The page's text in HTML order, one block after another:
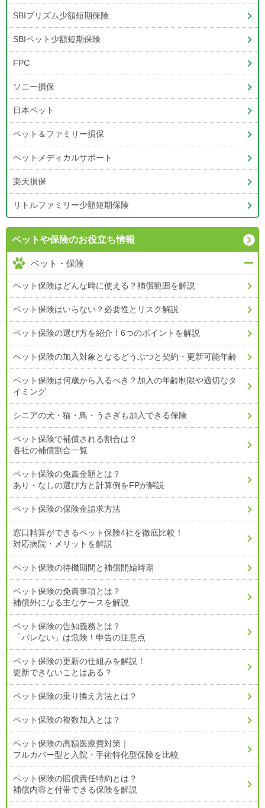
SBIプリズム少額短期保険
SBIペット少額短期保険
FPC
ソニー損保
日本ペット
ペット＆ファミリー損保
ペットメディカルサポート
楽天損保
リトルファミリー少額短期保険
ペットや保険のお役立ち情報
ペット・保険
ペット保険はどんな時に使える？補償範囲を解説
ペット保険はいらない？ 必要性とリスク解説
ペット保険の選び方を紹介！6つのポイントを解説
ペット保険の加入対象となるどうぶつと契約・更新可能年齢
ペット保険は何歳から入るべき？加入の年齢制限や適切なタ
イミング
シニアの犬・猫・鳥・うさぎも加入できる保険
ペット保険で補償される割合は？
各社の補償割合一覧
ペット保険の免責金額とは？
あり・なしの選び方と計算例をFPが解説
ペット保険の保険金請求方法
窓口精算ができるペット保険4社を徹底比較！
対応病院・メリットを解説
ペット保険の待機期間と補償開始時期
ペット保険の免責事項とは？
補償外になる主なケースを解説
ペット保険の告知義務とは？
「バレない」は危険！申告の注意点
ペット保険の更新の仕組みを解説！
更新できないことはある？
ペット保険の乗り換え方法とは？
ペット保険の複数加入とは？
ペット保険の高額医療費対策｜
フルカバー型と入院・手術特化型保険を比較
ペット保険の賠償責任特約とは？
補償内容と付帯できる保険を解説